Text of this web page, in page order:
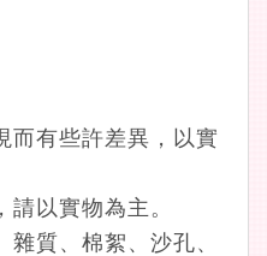
而有些許差異，以實
以實物為主。
質、棉絮、沙孔、